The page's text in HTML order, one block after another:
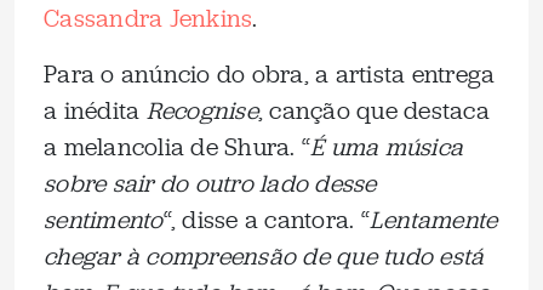
Cassandra Jenkins.
Para o anúncio do obra, a artista entrega
a inédita Recognise, canção que destaca
a melancolia de Shura. “É uma música
sobre sair do outro lado desse
sentimento“, disse a cantora. “Lentamente
chegar à compreensão de que tudo está